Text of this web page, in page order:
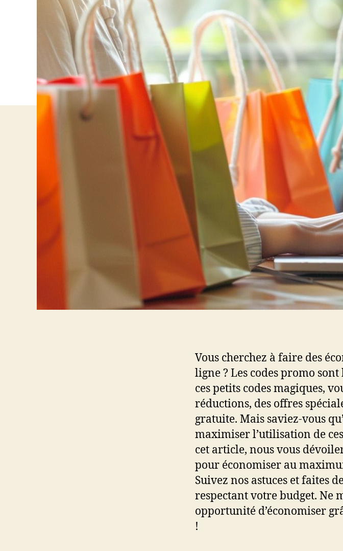
Vous cherchez à faire des
ligne ? Les codes promo
ces petits codes magiques,
réductions, des offres
gratuite. Mais saviez-vous
maximiser l’utilisation de
cet article, nous vous
pour économiser au
Suivez nos astuces et faites
respectant votre budget. Ne
opportunité d’économiser
!